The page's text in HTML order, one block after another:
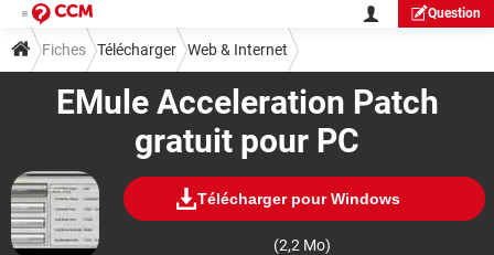
Question
EMule Acceleration Patch
gratuit pour PC
Télécharger pour Windows
(2,2 Mo)
Fiches Télécharger Web & Internet
Téléchargement & Transfert